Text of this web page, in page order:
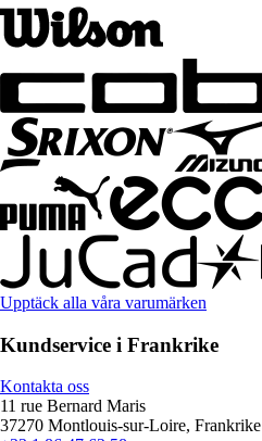
Upptäck alla våra varumärken
Kundservice i Frankrike
Kontakta oss
11 rue Bernard Maris
37270 Montlouis-sur-Loire, Frankrike